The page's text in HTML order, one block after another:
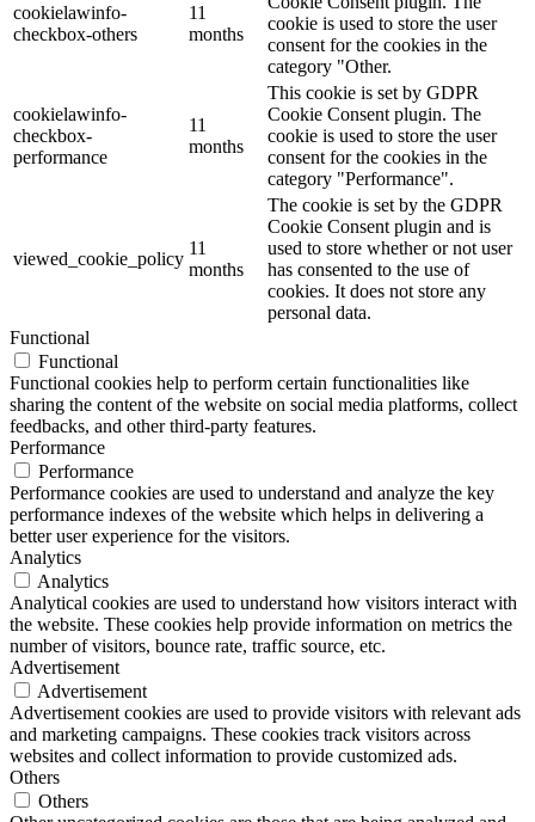
cookielawinfo-
checkbox-others
11
months
cookie is used to store the user
consent for the cookies in the
category "Other.
cookielawinfo-
checkbox-
performance
11
months
This cookie is set by GDPR
Cookie Consent plugin. The
cookie is used to store the user
consent for the cookies in the
category "Performance".
viewed_cookie_policy
11
months
The cookie is set by the GDPR
Cookie Consent plugin and is
used to store whether or not user
has consented to the use of
cookies. It does not store any
personal data.
Functional
Functional
Functional cookies help to perform certain functionalities like
sharing the content of the website on social media platforms, collect
feedbacks, and other third-party features.
Performance
Performance
Performance cookies are used to understand and analyze the key
performance indexes of the website which helps in delivering a
better user experience for the visitors.
Analytics
Analytics
Analytical cookies are used to understand how visitors interact with
the website. These cookies help provide information on metrics the
number of visitors, bounce rate, traffic source, etc.
Advertisement
Advertisement
Advertisement cookies are used to provide visitors with relevant ads
and marketing campaigns. These cookies track visitors across
websites and collect information to provide customized ads.
Others
Others